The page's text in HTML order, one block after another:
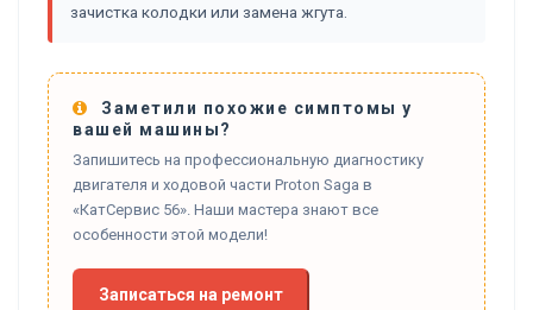
зачистка колодки или замена жгута.
Заметили похожие симптомы у
вашей машины?
Запишитесь на профессиональную диагностику
двигателя и ходовой части Proton Saga в
«КатСервис 56». Наши мастера знают все
особенности этой модели!
Записаться на ремонт